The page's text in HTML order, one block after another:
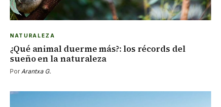
NATURALEZA
¿Qué animal duerme más?: los récords del
sueño en la naturaleza
PorArantxa G.